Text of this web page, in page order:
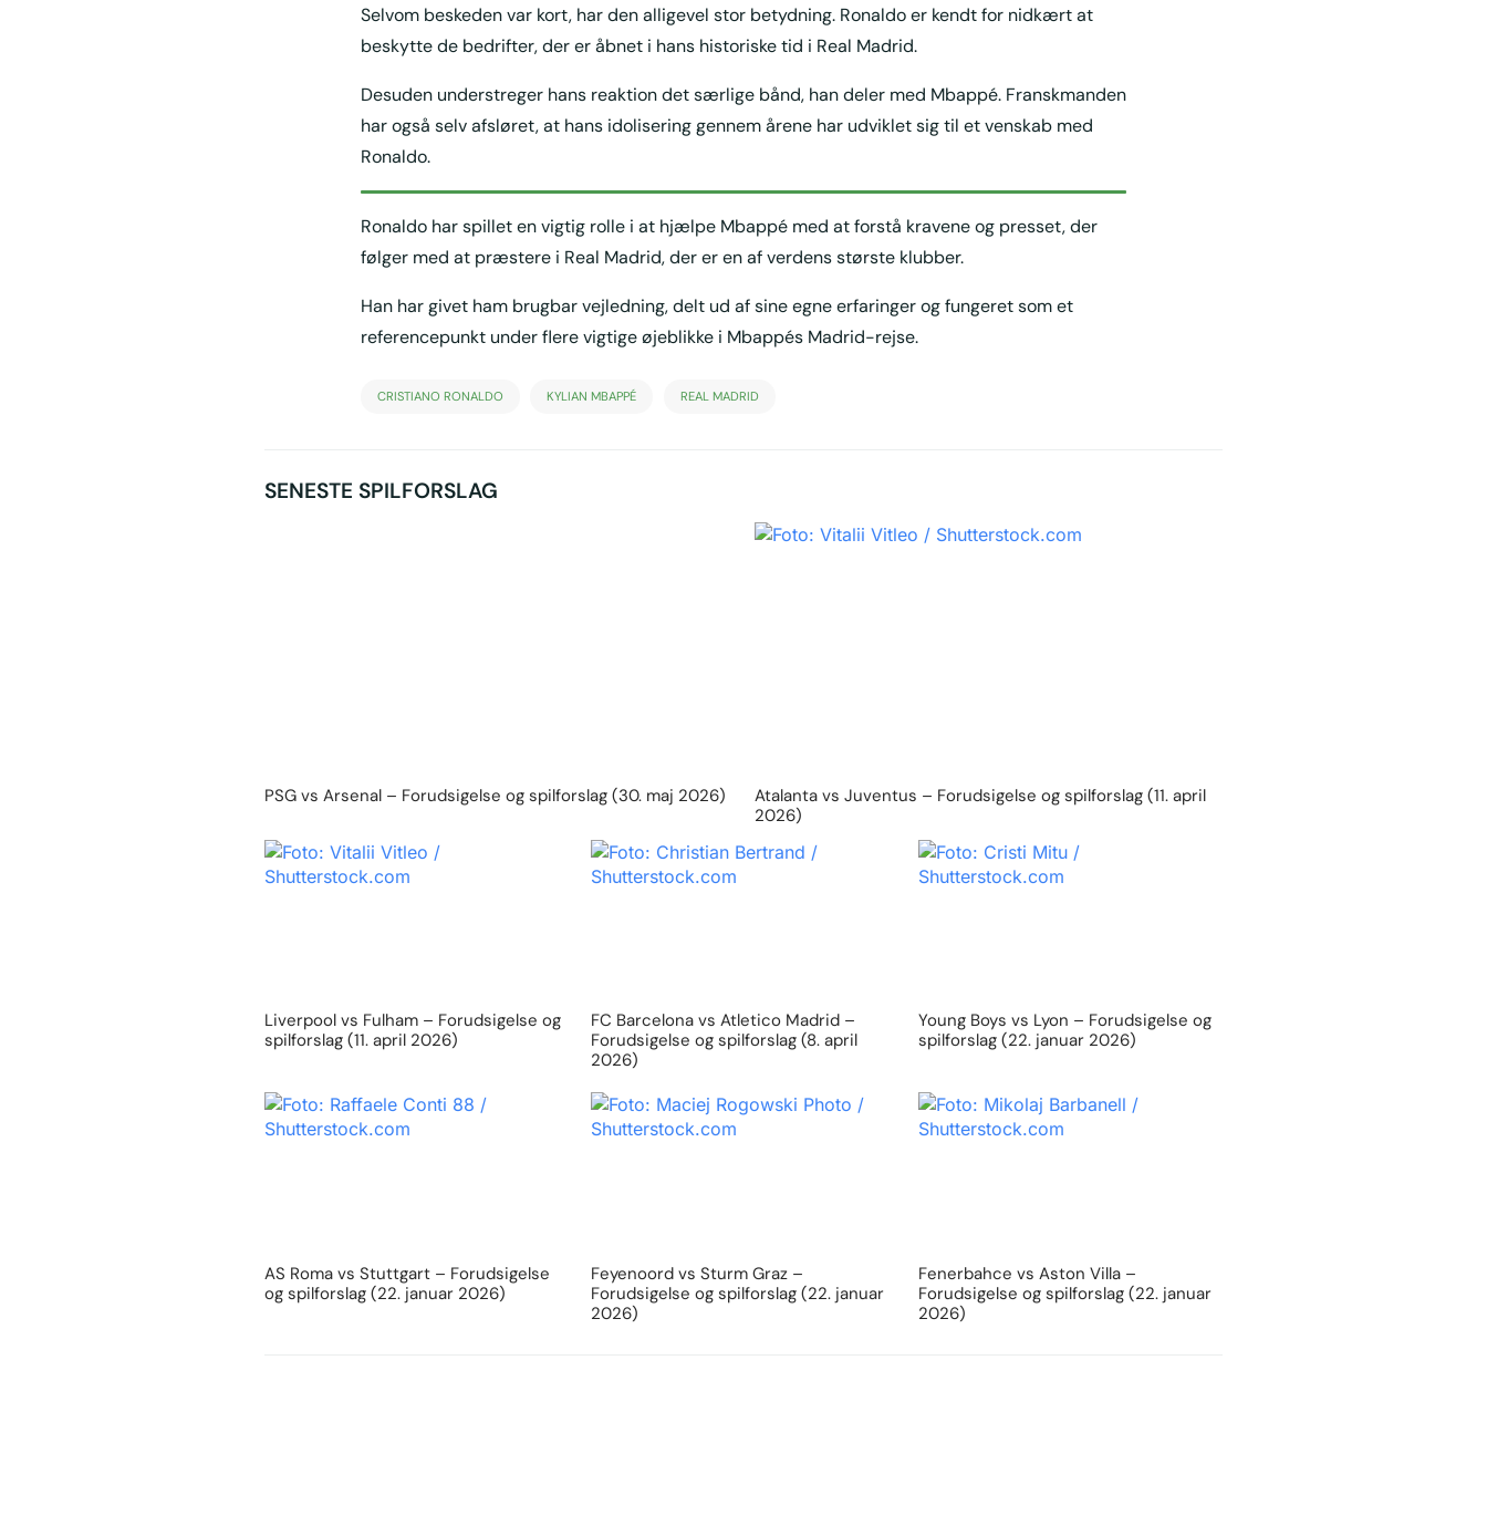
Selvom beskeden var kort, har den alligevel stor betydning. Ronaldo er kendt for nidkært at
beskytte de bedrifter, der er åbnet i hans historiske tid i Real Madrid.
Desuden understreger hans reaktion det særlige bånd, han deler med Mbappé. Franskmanden
har også selv afsløret, at hans idolisering gennem årene har udviklet sig til et venskab med
Ronaldo.
Ronaldo har spillet en vigtig rolle i at hjælpe Mbappé med at forstå kravene og presset, der
følger med at præstere i Real Madrid, der er en af verdens største klubber.
Han har givet ham brugbar vejledning, delt ud af sine egne erfaringer og fungeret som et
referencepunkt under flere vigtige øjeblikke i Mbappés Madrid-rejse.
CRISTIANO RONALDO KYLIAN MBAPPÉ REAL MADRID
SENESTE SPILFORSLAG
PSG vs Arsenal – Forudsigelse og spilforslag (30. maj 2026)
Atalanta vs Juventus – Forudsigelse og spilforslag (11. april
2026)
Liverpool vs Fulham – Forudsigelse og
spilforslag (11. april 2026)
FC Barcelona vs Atletico Madrid –
Forudsigelse og spilforslag (8. april
2026)
Young Boys vs Lyon – Forudsigelse og
spilforslag (22. januar 2026)
AS Roma vs Stuttgart – Forudsigelse
og spilforslag (22. januar 2026)
Feyenoord vs Sturm Graz –
Forudsigelse og spilforslag (22. januar
2026)
Fenerbahce vs Aston Villa –
Forudsigelse og spilforslag (22. januar
2026)